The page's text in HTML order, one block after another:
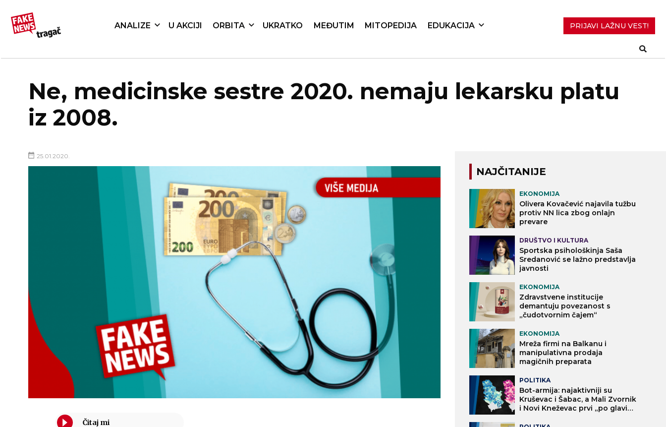
ANALIZE U AKCIJI ORBITA UKRATKO MEĐUTIM MITOPEDIJA EDUKACIJA PRIJAVI LAŽNU VEST!
Ne, medicinske sestre 2020. nemaju lekarsku platu
iz 2008.
25.01.2020.
NAJČITANIJE
EKONOMIJA
Olivera Kovačević najavila tužbu
protiv NN lica zbog onlajn
prevare
DRUŠTVO I KULTURA
Sportska psihološkinja Saša
Sredanović se lažno predstavlja
javnosti
EKONOMIJA
Zdravstvene institucije
demantuju povezanost s
„čudotvornim čajem“
EKONOMIJA
Mreža firmi na Balkanu i
manipulativna prodaja
magičnih preparata
POLITIKA
Bot-armija: najaktivniji su
Kruševac i Šabac, a Mali Zvornik
i Novi Kneževac prvi „po glavi